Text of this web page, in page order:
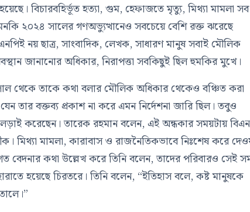
বিচারবহির্ভূত হত্যা, গুম, হেফাজতে মৃত্যু, মিথ্যা মামলা সব
২০২৪ সালের গণঅভ্যুত্থানেও সবচেয়ে বেশি রক্ত ঝরেছে
নয় ছাত্র, সাংবাদিক, লেখক, সাধারণ মানুষ সবাই মৌলিক
জানানোর অধিকার, নিরাপত্তা সবকিছুই ছিল হুমকির মুখে।
থেকে তাকে কথা বলার মৌলিক অধিকার থেকেও বঞ্চিত করা
তার বক্তব্য প্রকাশ না করে এমন নির্দেশনা জারি ছিল। তবুও
করেছেন। তারেক রহমান বলেন, এই অন্ধকার সময়টায়
মিথ্যা মামলা, কারাবাস ও রাজনৈতিকভাবে নিঃশেষ করে
বেদনার কথা উল্লেখ করে তিনি বলেন, তাদের পরিবারও সেই
হয়েছে চিরতরে। তিনি বলেন, “ইতিহাস বলে, কষ্ট মানুষকে